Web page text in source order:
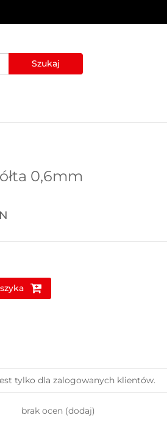
0,6mm
tylko dla zalogowanych klientów.
brak ocen (dodaj)